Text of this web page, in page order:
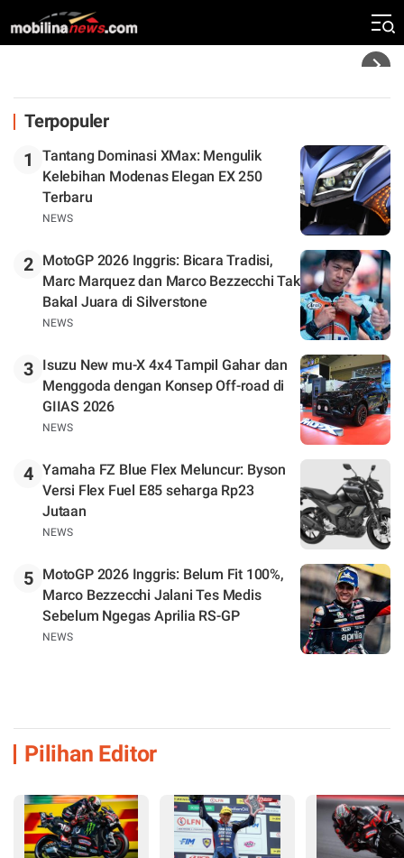
Klasemen
Terpopuler
1
Tantang Dominasi XMax: Mengulik
Kelebihan Modenas Elegan EX 250
Terbaru
NEWS
2
MotoGP 2026 Inggris: Bicara Tradisi,
Marc Marquez dan Marco Bezzecchi Tak
Bakal Juara di Silverstone
NEWS
3
Isuzu New mu-X 4x4 Tampil Gahar dan
Menggoda dengan Konsep Off-road di
GIIAS 2026
NEWS
4 Yamaha FZ Blue Flex Meluncur: Byson
Versi Flex Fuel E85 seharga Rp23
Jutaan
NEWS
5
MotoGP 2026 Inggris: Belum Fit 100%,
Marco Bezzecchi Jalani Tes Medis
Sebelum Ngegas Aprilia RS-GP
NEWS
Pilihan Editor